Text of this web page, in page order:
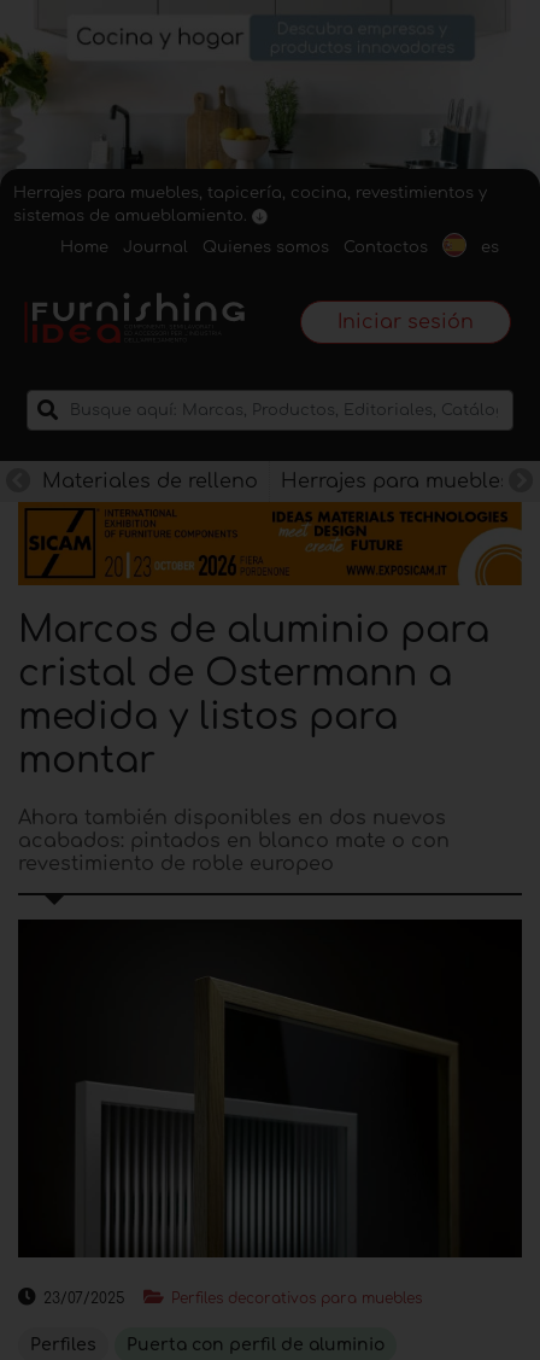
Herrajes para muebles, tapicería, cocina, revestimientos y
sistemas de amueblamiento.
Home
Journal Quienes somos Contactos es
Iniciar sesión
Materiales de relleno Herrajes para muebles
Marcos de aluminio para
cristal de Ostermann a
medida y listos para
montar
Ahora también disponibles en dos nuevos
acabados: pintados en blanco mate o con
revestimiento de roble europeo
23/07/2025 Perfiles decorativos para muebles
Perfiles Puerta con perfil de aluminio